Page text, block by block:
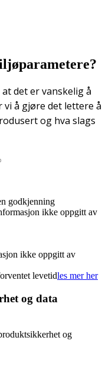
det er vanskelig å
å gjøre det lettere å
og hva slags
godkjenning
ikke oppgitt av
ikke oppgitt av
levetidles mer her
og data
og